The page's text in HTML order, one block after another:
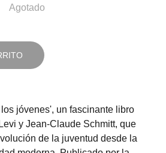
Agotado
jóvenes', un fascinante libro
y Jean-Claude Schmitt, que
de la juventud desde la